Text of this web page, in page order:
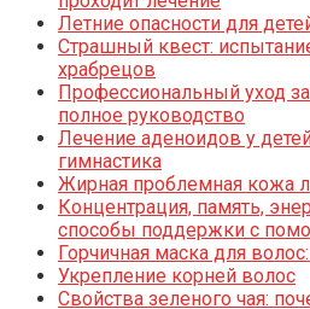
Летние опасности для
Страшный квест:
храбрецов
Профессиональный уход
полное руководство
Лечение аденоидов у
гимнастика
Жирная проблемная кожа
Концентрация, память,
способы поддержки с
Горчичная маска для
Укрепление корней волос
Свойства зеленого чая: